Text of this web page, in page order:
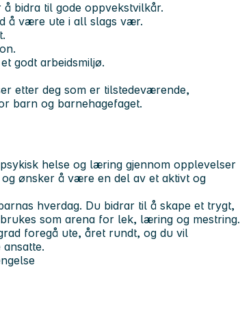
bidra til gode oppvekstvilkår.
å være ute i all slags vær.
godt arbeidsmiljø.
etter deg som er tilstedeværende,
barn og barnehagefaget.
helse og læring gjennom opplevelser
ønsker å være en del av et aktivt og
hverdag. Du bidrar til å skape et trygt,
som arena for lek, læring og mestring.
foregå ute, året rundt, og du vil